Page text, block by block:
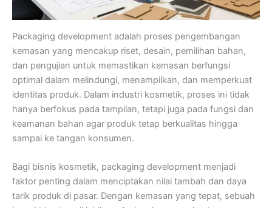
Packaging development adalah proses pengembangan
kemasan yang mencakup riset, desain, pemilihan bahan,
dan pengujian untuk memastikan kemasan berfungsi
optimal dalam melindungi, menampilkan, dan memperkuat
identitas produk. Dalam industri kosmetik, proses ini tidak
hanya berfokus pada tampilan, tetapi juga pada fungsi dan
keamanan bahan agar produk tetap berkualitas hingga
sampai ke tangan konsumen.
Bagi bisnis kosmetik, packaging development menjadi
faktor penting dalam menciptakan nilai tambah dan daya
tarik produk di pasar. Dengan kemasan yang tepat, sebuah